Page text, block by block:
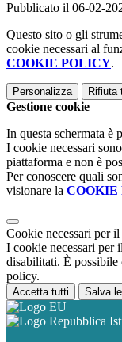
Pubblicato il 06-02-
Questo sito o gli
cookie necessari al
COOKIE POLICY.
Personalizza Rifiuta
Gestione cookie
In questa schermata è
I cookie necessari
piattaforma e non è
Per conoscere quali
visionare la COOKIE
Cookie necessari per
I cookie necessari per
disabilitati. È possibile
policy.
Accetta tutti Salva